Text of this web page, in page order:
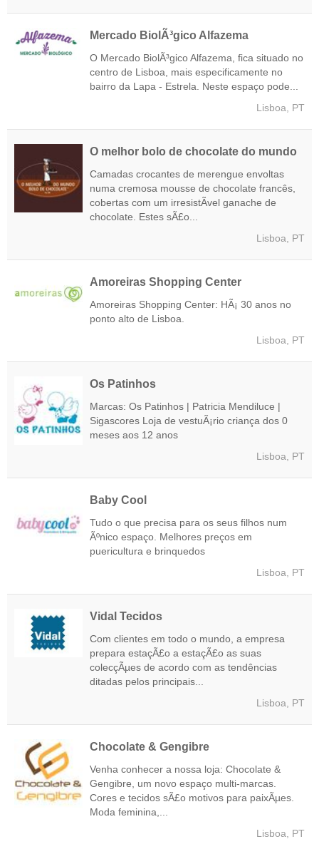
Mercado BiolÃ³gico Alfazema
O Mercado BiolÃ³gico Alfazema, fica situado no
centro de Lisboa, mais especificamente no
bairro da Lapa - Estrela. Neste espaço pode...
Lisboa, PT
O melhor bolo de chocolate do mundo
Camadas crocantes de merengue envoltas
numa cremosa mousse de chocolate francês,
cobertas com um irresistÃ­vel ganache de
chocolate. Estes sÃ£o...
Lisboa, PT
Amoreiras Shopping Center
Amoreiras Shopping Center: HÃ¡ 30 anos no
ponto alto de Lisboa.
Lisboa, PT
Os Patinhos
Marcas: Os Patinhos | Patricia Mendiluce |
Sigascores Loja de vestuÃ¡rio criança dos 0
meses aos 12 anos
Lisboa, PT
Baby Cool
Tudo o que precisa para os seus filhos num
Ãºnico espaço. Melhores preços em
puericultura e brinquedos
Lisboa, PT
Vidal Tecidos
Com clientes em todo o mundo, a empresa
prepara estaçÃ£o a estaçÃ£o as suas
colecçÃµes de acordo com as tendências
ditadas pelos principais...
Lisboa, PT
Chocolate & Gengibre
Venha conhecer a nossa loja: Chocolate &
Gengibre, um novo espaço multi-marcas.
Cores e tecidos sÃ£o motivos para paixÃµes.
Moda feminina,...
Lisboa, PT